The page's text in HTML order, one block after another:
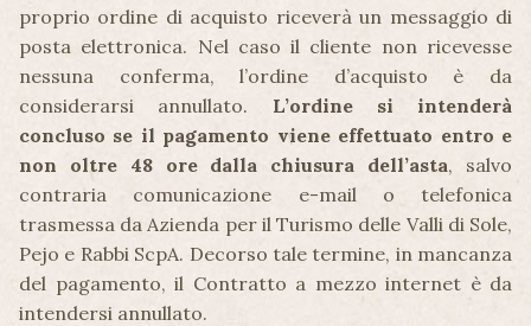
proprio ordine di acquisto riceverà un messaggio di
posta elettronica. Nel caso il cliente non ricevesse
nessuna conferma, l’ordine d’acquisto è da
considerarsi annullato. L’ordine si intenderà
concluso se il pagamento viene effettuato entro e
non oltre 48 ore dalla chiusura dell’asta, salvo
contraria comunicazione e-mail o telefonica
trasmessa da Azienda per il Turismo delle Valli di Sole,
Pejo e Rabbi ScpA. Decorso tale termine, in mancanza
del pagamento, il Contratto a mezzo internet è da
intendersi annullato.